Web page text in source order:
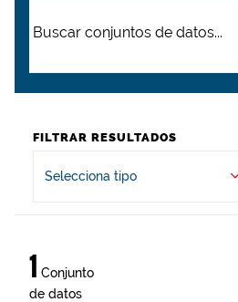
FILTRAR RESULTADOS
Selecciona tipo
1 Conjunto
de datos